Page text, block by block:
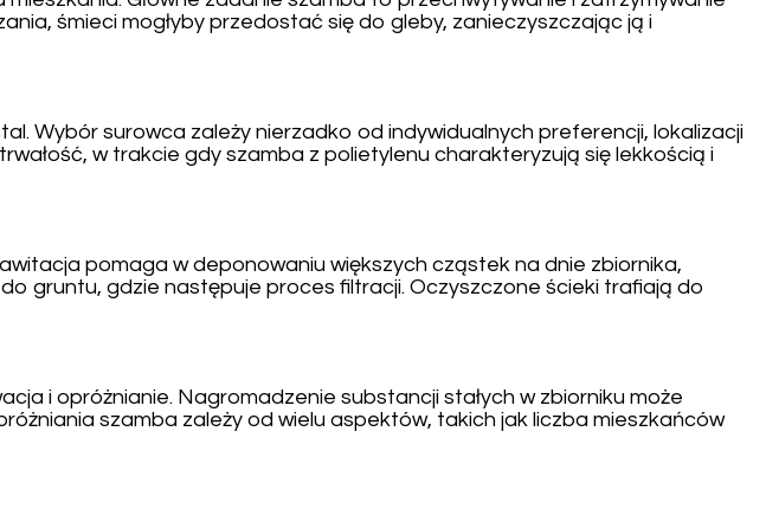
śmieci mogłyby przedostać się do gleby, zanieczyszczając ją i
Wybór surowca zależy nierzadko od indywidualnych preferencji, lokalizacji
w trakcie gdy szamba z polietylenu charakteryzują się lekkością i
pomaga w deponowaniu większych cząstek na dnie zbiornika,
gruntu, gdzie następuje proces filtracji. Oczyszczone ścieki trafiają do
i opróżnianie. Nagromadzenie substancji stałych w zbiorniku może
szamba zależy od wielu aspektów, takich jak liczba mieszkańców